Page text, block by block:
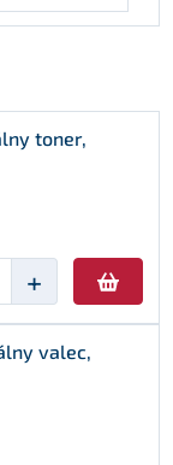
toner,
+
valec,